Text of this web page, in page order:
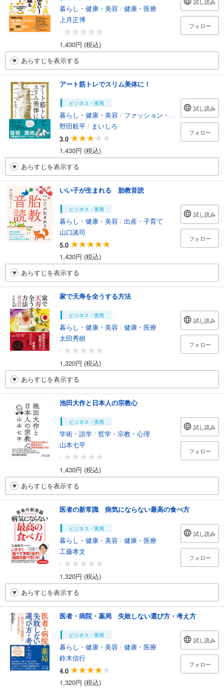
暮らし・健康・美容 / 健康・医療
上月正博
-
1,430円 (税込)
フォロー
あらすじを表示する
アート筋トレでスリム美体に！
ビジネス・実用
暮らし・健康・美容 / ファッション・美容
野田航平 / まいしろ
3.0
1,430円 (税込)
試し読み
フォロー
あらすじを表示する
いい子が生まれる 胎教音読
ビジネス・実用
暮らし・健康・美容 / 出産・子育て
山口謠司
5.0
1,430円 (税込)
試し読み
フォロー
あらすじを表示する
家で天寿を全うする方法
ビジネス・実用
暮らし・健康・美容 / 健康・医療
太田秀樹
-
1,320円 (税込)
試し読み
フォロー
あらすじを表示する
池田大作と日本人の宗教心
ビジネス・実用
学術・語学 / 哲学・宗教・心理
山本七平
-
1,430円 (税込)
試し読み
フォロー
あらすじを表示する
医者の新常識 病気にならない最高の食べ方
ビジネス・実用
暮らし・健康・美容 / 健康・医療
工藤孝文
-
1,320円 (税込)
試し読み
フォロー
あらすじを表示する
医者・病院・薬局 失敗しない選び方・考え方
ビジネス・実用
暮らし・健康・美容 / 健康・医療
鈴木信行
4.0
1,320円 (税込)
試し読み
フォロー